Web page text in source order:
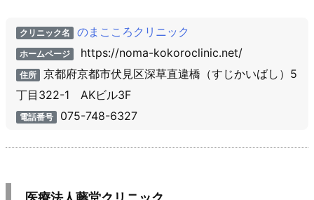
クリニック名 のまこころクリニック
ホームページ https://noma-kokoroclinic.net/
住所 京都府京都市伏見区深草直違橋（すじかいばし）5
丁目322-1 AKビル3F
電話番号 075-748-6327